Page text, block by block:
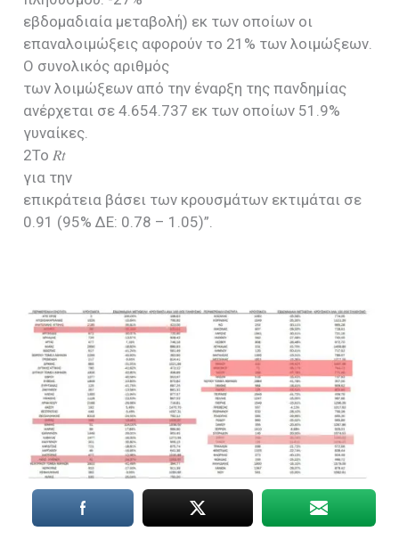
εβδομαδιαία μεταβολή) εκ των οποίων οι
επαναλοιμώξεις αφορούν το 21% των λοιμώξεων.
Ο συνολικός αριθμός
των λοιμώξεων από την έναρξη της πανδημίας
ανέρχεται σε 4.654.737 εκ των οποίων 51.9%
γυναίκες.
2To 𝑅𝑡
για την
επικράτεια βάσει των κρουσμάτων εκτιμάται σε
0.91 (95% ΔΕ: 0.78 – 1.05)”.